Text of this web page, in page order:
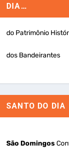
DIA…
do Patrimônio
dos Bandeirantes
SANTO DO DIA
São Domingos